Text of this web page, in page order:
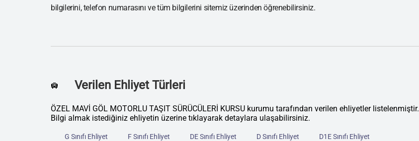
bilgilerini, telefon numarasını ve tüm bilgilerini sitemiz üzerinden öğrenebilirsiniz.
🛄 Verilen Ehliyet Türleri
ÖZEL MAVİ GÖL MOTORLU TAŞIT SÜRÜCÜLERİ KURSU kurumu tarafından verilen ehliyetler listelenmiştir.
Bilgi almak istediğiniz ehliyetin üzerine tıklayarak detaylara ulaşabilirsiniz.
G Sınıfı Ehliyet F Sınıfı Ehliyet DE Sınıfı Ehliyet D Sınıfı Ehliyet D1E Sınıfı Ehliyet